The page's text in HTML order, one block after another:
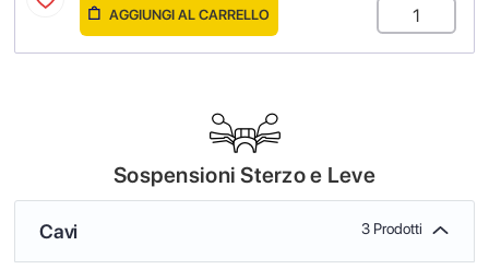
AGGIUNGI AL CARRELLO
Sospensioni Sterzo e Leve
Cavi 3 Prodotti